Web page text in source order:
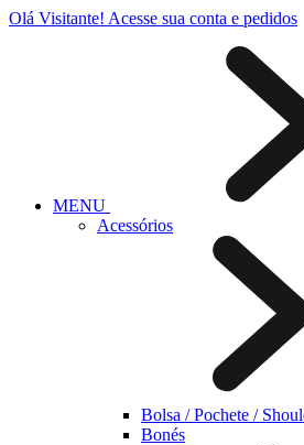
Olá Visitante! Acesse sua conta e pedidos
MENU
Acessórios
Bolsa / Pochete /
Bonés